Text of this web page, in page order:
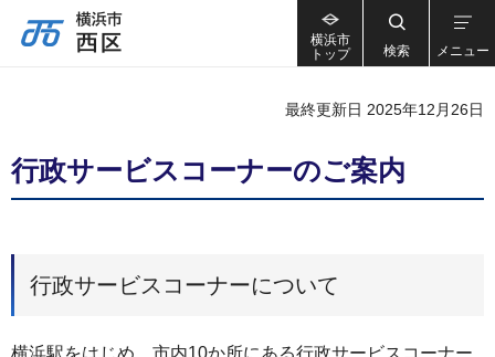
横浜市
トップ
検索 メニュー
最終更新日 2025年12月26日
行政サービスコーナーのご案内
行政サービスコーナーについて
横浜駅をはじめ、市内10か所にある行政サービスコーナー